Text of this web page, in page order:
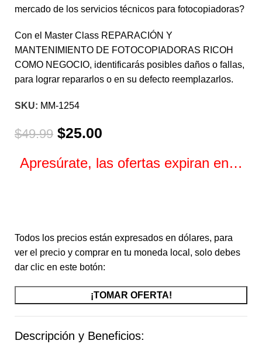
mercado de los servicios técnicos para fotocopiadoras?
Con el Master Class REPARACIÓN Y
MANTENIMIENTO DE FOTOCOPIADORAS RICOH
COMO NEGOCIO, identificarás posibles daños o fallas,
para lograr repararlos o en su defecto reemplazarlos.
SKU: MM-1254
$49.99 $25.00
Apresúrate, las ofertas expiran en…
Todos los precios están expresados en dólares, para
ver el precio y comprar en tu moneda local, solo debes
dar clic en este botón:
¡TOMAR OFERTA!
Descripción y Beneficios: